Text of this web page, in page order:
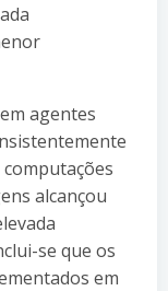
agentes
alcançou
se que os
em